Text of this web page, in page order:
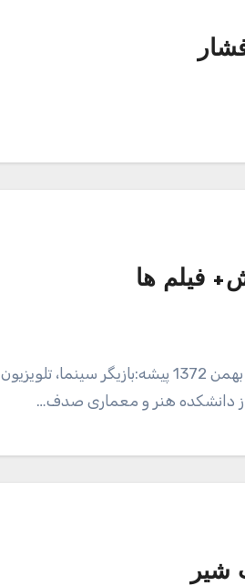
فیلم ها
بیوگرافی صدف اسپهبدی نام :صدف نام خانوادگی:اسپهبدی تولد:15 بهمن 1372 پیشه:بازیگر سینما، تلویزیون
شیر